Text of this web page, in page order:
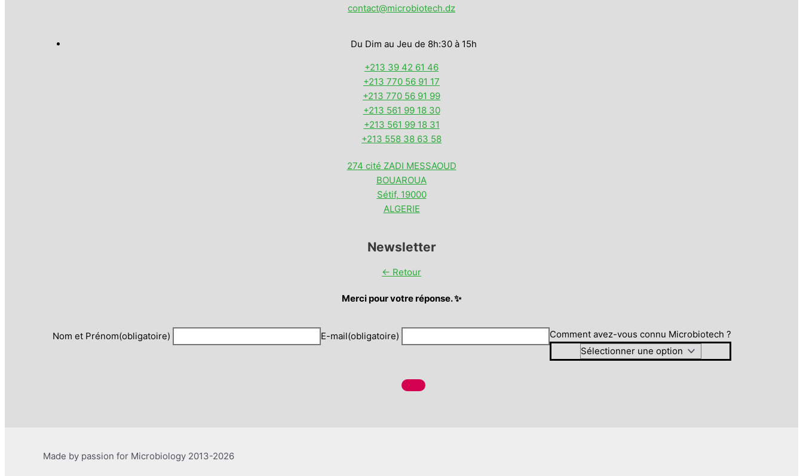
contact@microbiotech.dz
Du Dim au Jeu de 8h:30 à 15h
+213 39 42 61 46
+213 770 56 91 17
+213 770 56 91 99
+213 561 99 18 30
+213 561 99 18 31
+213 558 38 63 58
274 cité ZADI MESSAOUD
BOUAROUA
Sétif, 19000
ALGERIE
Newsletter
← Retour
Merci pour votre réponse. ✨
Nom et Prénom(obligatoire) E-mail(obligatoire) Comment avez-vous connu Microbiotech ?
Made by passion for Microbiology 2013-2026